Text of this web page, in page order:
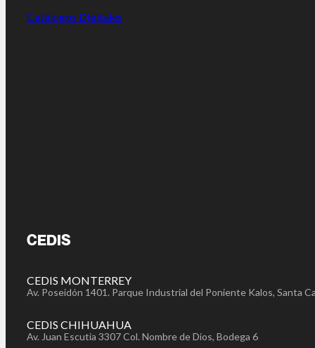
Catálogos Digitales
CEDIS
CEDIS MONTERREY
Av. Poseidón 1401. Parque Industrial del Poniente Kalos, Santa
CEDIS CHIHUAHUA
Av. Juan Escutia 3307 Col. Nombre de Dios, Bodega 6